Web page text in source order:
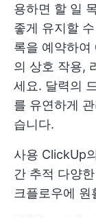
용하면 할 일
좋게 유지할
록을 예약하여
의 상호 작용,
세요. 달력의
를 유연하게
습니다.
사용 ClickUp
간 추적 다양
크플로우에 원